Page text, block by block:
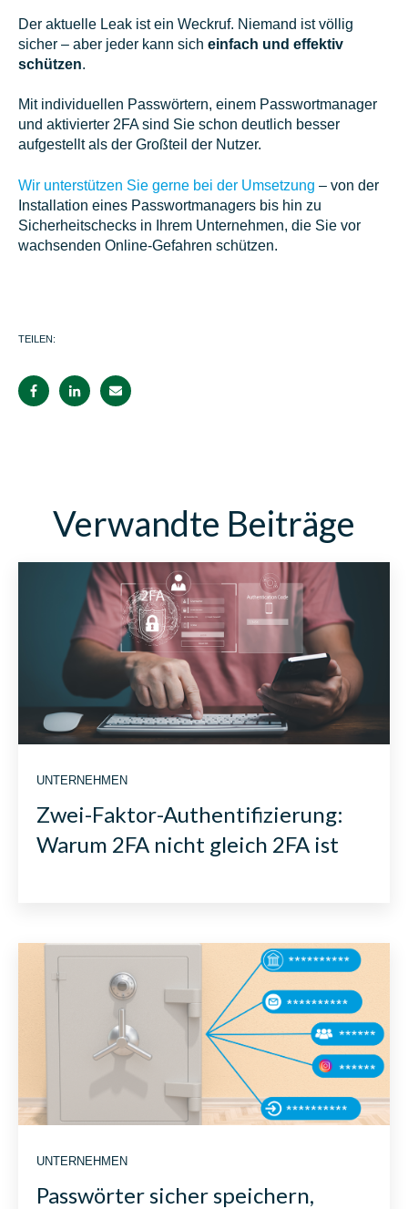
Der aktuelle Leak ist ein Weckruf. Niemand ist völlig
sicher – aber jeder kann sich einfach und effektiv
schützen.
Mit individuellen Passwörtern, einem Passwortmanager
und aktivierter 2FA sind Sie schon deutlich besser
aufgestellt als der Großteil der Nutzer.
Wir unterstützen Sie gerne bei der Umsetzung – von der
Installation eines Passwortmanagers bis hin zu
Sicherheitschecks in Ihrem Unternehmen, die Sie vor
wachsenden Online-Gefahren schützen.
TEILEN:
Verwandte Beiträge
UNTERNEHMEN
Zwei-Faktor-Authentifizierung:
Warum 2FA nicht gleich 2FA ist
UNTERNEHMEN
Passwörter sicher speichern,